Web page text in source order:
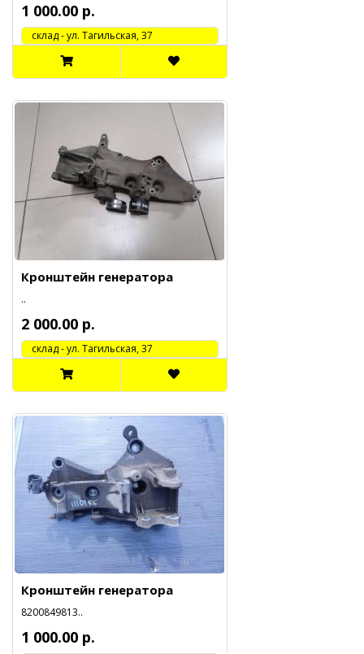
1 000.00 р.
cклад - ул. Тагильская, 37
Кронштейн генератора
..
2 000.00 р.
cклад - ул. Тагильская, 37
Кронштейн генератора
8200849813..
1 000.00 р.